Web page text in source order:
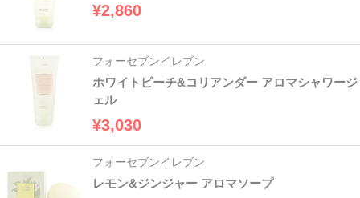
¥2,860
フォーセブンイレブン
ホワイトピーチ&コリアンダー アロマシャワージ
ェル
¥3,030
フォーセブンイレブン
レモン&ジンジャー アロマソープ